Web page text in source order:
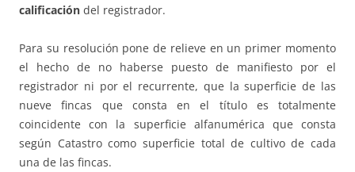
calificación del registrador.
Para su resolución pone de relieve en un primer momento
el hecho de no haberse puesto de manifiesto por el
registrador ni por el recurrente, que la superficie de las
nueve fincas que consta en el título es totalmente
coincidente con la superficie alfanumérica que consta
según Catastro como superficie total de cultivo de cada
una de las fincas.